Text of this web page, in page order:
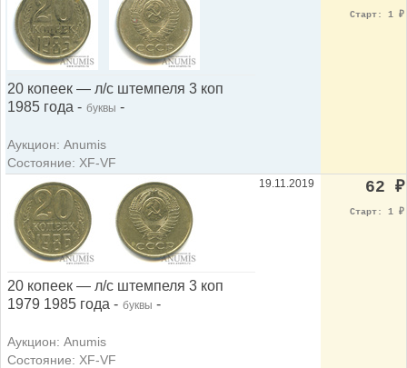
20 копеек — л/с штемпеля 3 коп
1985 года - буквы -
Аукцион: Anumis
Состояние: XF-VF
Старт: 1 ₽
20 копеек — л/с штемпеля 3 коп
1979 1985 года - буквы -
Аукцион: Anumis
Состояние: XF-VF
19.11.2019 62 ₽
Старт: 1 ₽